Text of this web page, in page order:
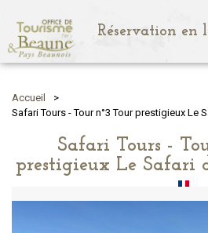
Réservation en
Accueil
>
Safari Tours - Tour n°3 Tour prestigieux Le
Safari Tours -
prestigieux Le Safari